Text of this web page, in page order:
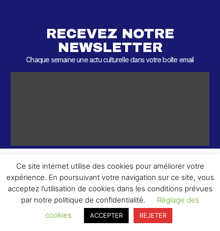
RECEVEZ NOTRE
NEWSLETTER
Chaque semaine une actu culturelle dans votre boîte email
© 2026 – 2 ème Round – Tous droits réservés.
Ce site internet utilise des cookies pour améliorer votre
expérience. En poursuivant votre navigation sur ce site, vous
acceptez l’utilisation de cookies dans les conditions prévues
par notre politique de confidentialité.
Réglage des
cookies
ACCEPTER REJETER